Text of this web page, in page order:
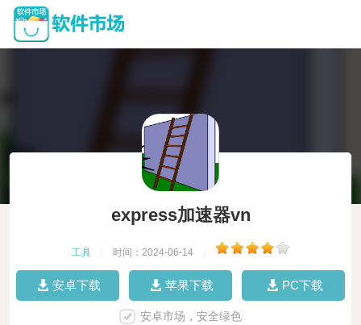
express加速器vn
工具 时间：2024-06-14
安卓下载 苹果下载 PC下载
安卓市场，安全绿色